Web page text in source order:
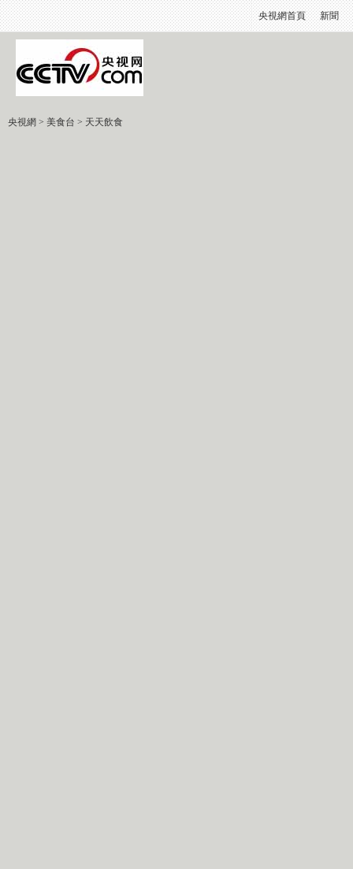
央視網首頁 新聞
央視網 > 美食台 > 天天飲食